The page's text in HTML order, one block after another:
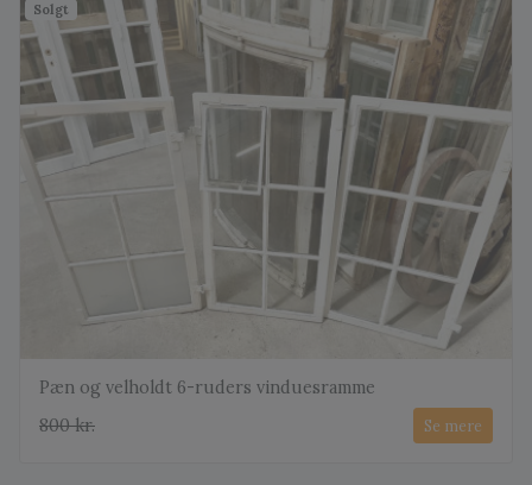
Solgt
Pæn og velholdt 6-ruders vinduesramme
800 kr.
Se mere